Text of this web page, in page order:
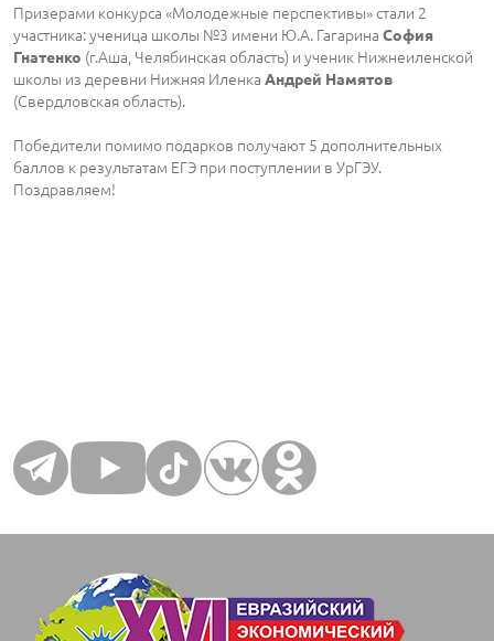
Призерами конкурса «Молодежные перспективы» стали 2
участника: ученица школы №3 имени Ю.А. Гагарина София
Гнатенко (г.Аша, Челябинская область) и ученик Нижнеиленской
школы из деревни Нижняя Иленка Андрей Намятов
(Свердловская область).
Победители помимо подарков получают 5 дополнительных
баллов к результатам ЕГЭ при поступлении в УрГЭУ.
Поздравляем!